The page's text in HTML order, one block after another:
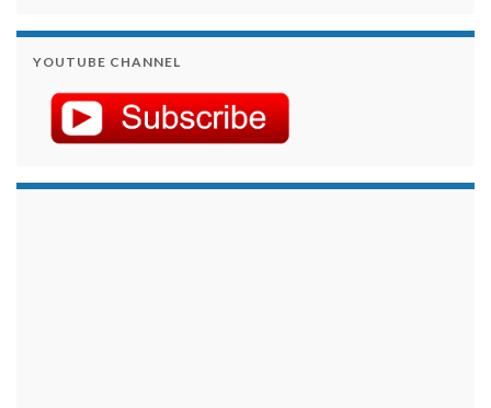
YOUTUBE CHANNEL